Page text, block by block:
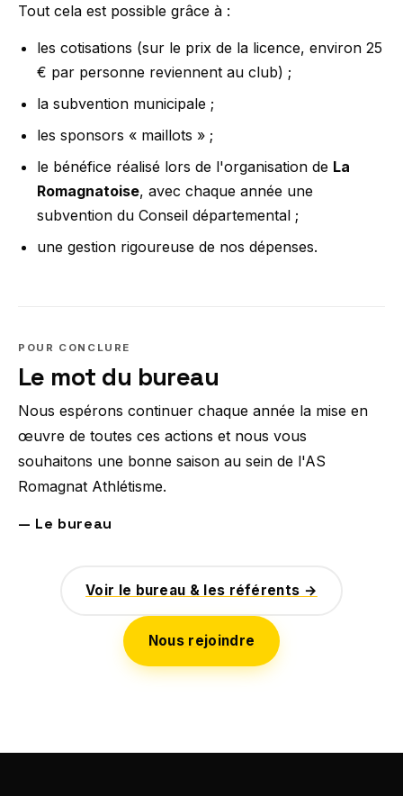
Tout cela est possible grâce à :
les cotisations (sur le prix de la licence, environ 25
€ par personne reviennent au club) ;
la subvention municipale ;
les sponsors « maillots » ;
le bénéfice réalisé lors de l'organisation de La
Romagnatoise, avec chaque année une
subvention du Conseil départemental ;
une gestion rigoureuse de nos dépenses.
POUR CONCLURE
Le mot du bureau
Nous espérons continuer chaque année la mise en
œuvre de toutes ces actions et nous vous
souhaitons une bonne saison au sein de l'AS
Romagnat Athlétisme.
— Le bureau
Voir le bureau & les référents →
Nous rejoindre